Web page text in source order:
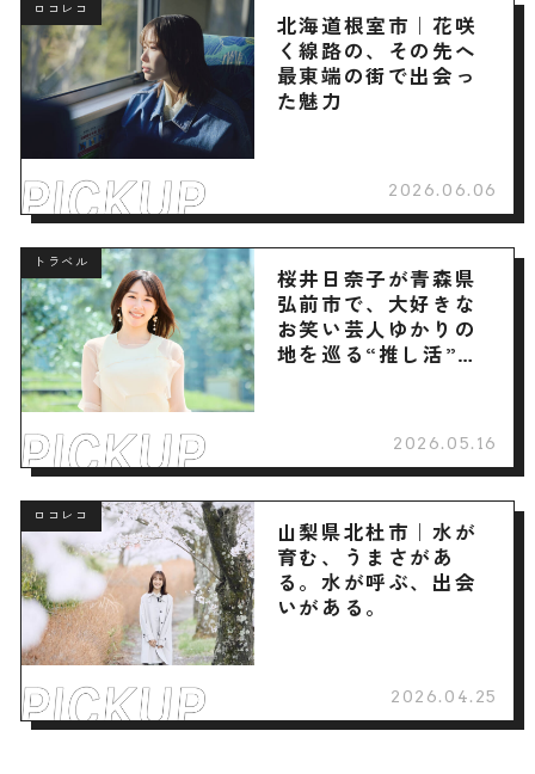
ロコレコ
北海道根室市｜花咲
く線路の、その先へ
最東端の街で出会っ
た魅力
2026.06.06
トラベル
桜井日奈子が青森県
弘前市で、大好きな
お笑い芸人ゆかりの
地を巡る“推し活”旅
2026.05.16
ロコレコ
山梨県北杜市｜水が
育む、うまさがあ
る。水が呼ぶ、出会
いがある。
2026.04.25